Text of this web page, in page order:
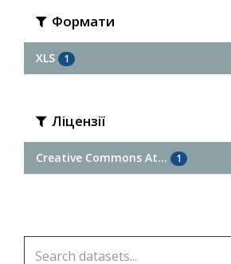
Формати
XLS 1
Ліцензії
Creative Commons At... 1